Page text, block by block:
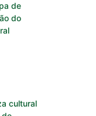
de
do
cultural